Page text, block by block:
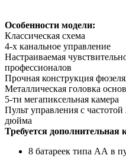
Особенности модели:
Классическая схема
4-х канальное управление
Настраиваемая
профессионалов
Прочная конструкция
Металлическая головка
5-ти мегапиксельная камера
Пульт управления с
дюйма
Требуется дополнительная
8 батареек типа АА в